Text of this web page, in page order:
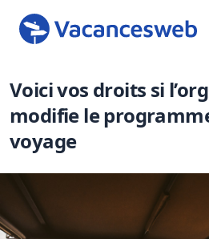
Voici vos droits si
modifie le
voyage